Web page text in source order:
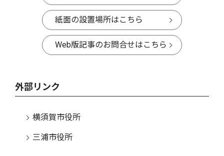
紙面の設置場所はこちら
Web版記事のお問合せはこちら
外部リンク
横須賀市役所
三浦市役所